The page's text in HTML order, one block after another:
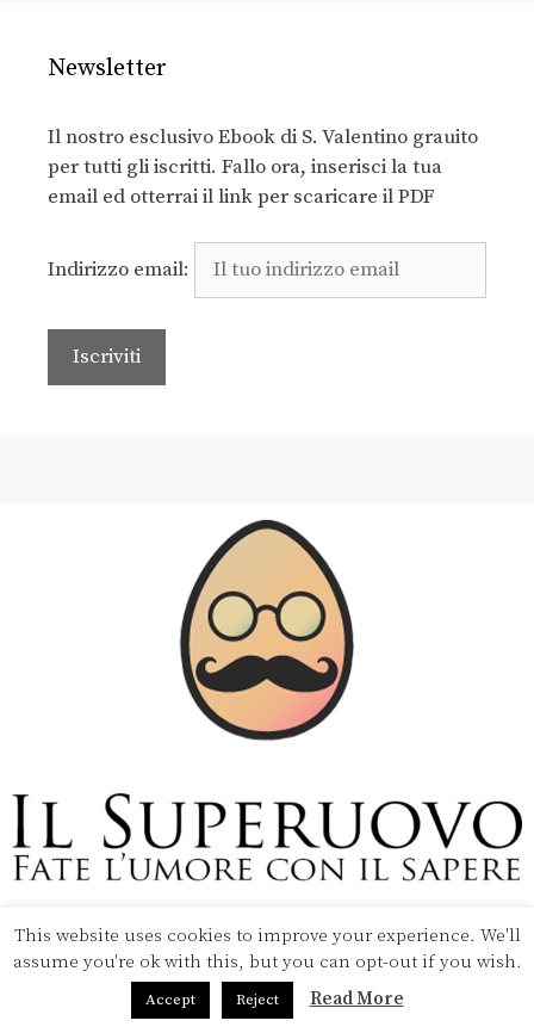
Newsletter
Il nostro esclusivo Ebook di S. Valentino grauito
per tutti gli iscritti. Fallo ora, inserisci la tua
email ed otterrai il link per scaricare il PDF
Indirizzo email:
Copyright © 2020 Il Superuovo — Powered by Pipool
SRL
This website uses cookies to improve your experience. We'll
assume you're ok with this, but you can opt-out if you wish.
Accept Reject Read More